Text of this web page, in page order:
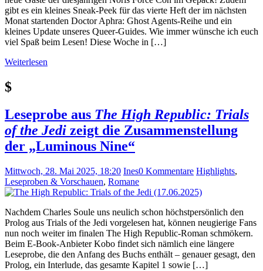
gibt es ein kleines Sneak-Peek für das vierte Heft der im nächsten
Monat startenden Doctor Aphra: Ghost Agents-Reihe und ein
kleines Update unseres Queer-Guides. Wie immer wünsche ich euch
viel Spaß beim Lesen! Diese Woche in […]
Weiterlesen
$
Leseprobe aus The High Republic: Trials
of the Jedi zeigt die Zusammenstellung
der „Luminous Nine“
Mittwoch, 28. Mai 2025, 18:20 Ines0 Kommentare Highlights,
Leseproben & Vorschauen, Romane
Nachdem Charles Soule uns neulich schon höchstpersönlich den
Prolog aus Trials of the Jedi vorgelesen hat, können neugierige Fans
nun noch weiter im finalen The High Republic-Roman schmökern.
Beim E-Book-Anbieter Kobo findet sich nämlich eine längere
Leseprobe, die den Anfang des Buchs enthält – genauer gesagt, den
Prolog, ein Interlude, das gesamte Kapitel 1 sowie […]